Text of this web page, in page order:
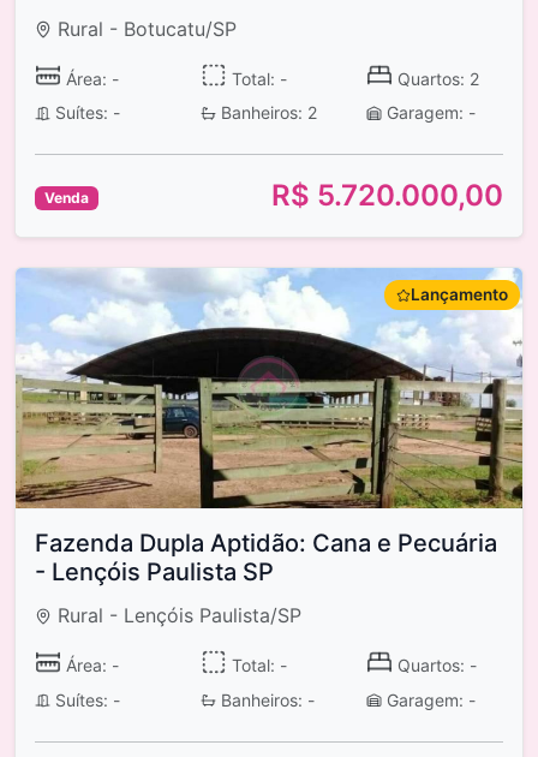
Rural - Botucatu/SP
Área: - Total: -
Quartos: 2
Suítes: -
Banheiros: 2 Garagem: -
Venda R$ 5.720.000,00
Lançamento
Fazenda Dupla Aptidão: Cana e Pecuária
- Lençóis Paulista SP
Rural - Lençóis Paulista/SP
Área: - Total: -
Quartos: -
Suítes: -
Banheiros: - Garagem: -